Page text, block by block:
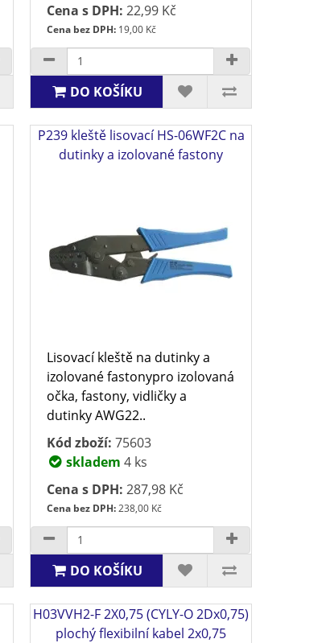
Cena s DPH: 22,99 Kč
Cena bez DPH: 19,00 Kč
DO KOŠÍKU
P239 kleště lisovací HS-06WF2C na
dutinky a izolované fastony
Lisovací kleště na dutinky a
izolované fastonypro izolovaná
očka, fastony, vi­dličky a
dutinky AWG22..
Kód zboží: 75603
skladem 4 ks
Cena s DPH: 287,98 Kč
Cena bez DPH:238,00 Kč
DO KOŠÍKU
H03VVH2-F 2X0,75 (CYLY-O 2Dx0,75)
plochý flexibilní kabel 2x0,75